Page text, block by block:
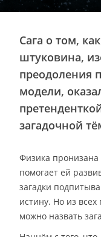
Сага о том,
штуковина,
преодоления
модели,
загадочной
Физика пронизана
помогает ей
загадки
истину. Но из
можно назвать